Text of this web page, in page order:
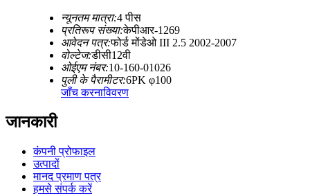
न्यूनतम मात्रा:4 पीस
प्रतिरूप संख्या:केपीआर-1269
आवेदन पत्र:फोर्ड मोंडेओ III 2.5 2002-2007
वोल्टेज:डीसी12वी
ओईएम नंबर:10-160-01026
पुली के पैरामीटर:6PK φ100
जाँच करनाविवरण
जानकारी
कंपनी प्रोफाइल
उत्पादों
मानद प्रमाण पत्र
हमसे संपर्क करें